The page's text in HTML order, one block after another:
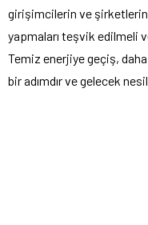
girişimcilerin ve
yapmaları teşvik edilmeli
Temiz enerjiye geçiş,
bir adımdır ve gelecek